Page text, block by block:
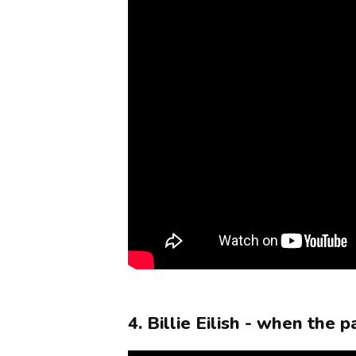
4. Billie Eilish - when the